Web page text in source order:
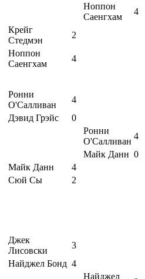
Ноппон
Саенгхам
4
Крейг
Стедмэн
2
Ноппон
Саенгхам
4
Ронни
О'Салливан
4
Дэвид Грэйс
0
Ронни
О'Салливан
4
Майк Данн 0
Майк Данн
4
Сюй Сы
2
Джек
Лисовски
3
Найджел Бонд 4
Найджел